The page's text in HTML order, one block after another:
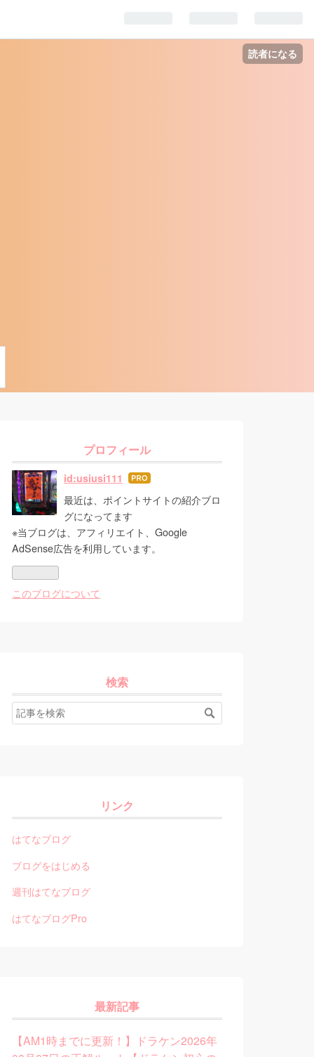
読者になる
プロフィール
id:usiusi111 はて
なブ
ログ
Pro
最近は、ポイントサイトの紹介ブロ
グになってます
※当ブログは、アフィリエイト、Google
AdSense広告を利用しています。
このブログについて
検索
リンク
はてなブログ
ブログをはじめる
週刊はてなブログ
はてなブログPro
最新記事
【AM1時までに更新！】ドラケン2026年